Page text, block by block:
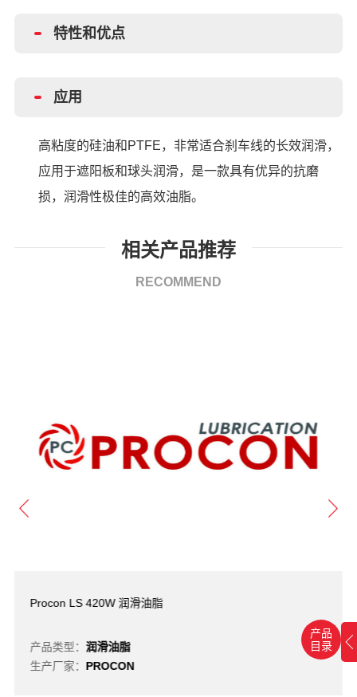
产品
目录
特性和优点
应用
高粘度的硅油和 PTFE，非常适合刹车线的长效润滑，
应用于遮阳板和球头润滑，是一款具有优异的抗磨
损，润滑性极佳的高效油脂。
相关产品推荐
RECOMMEND
Procon LS 420W 润滑油脂
产品类型： 润滑油脂
生产厂家： PROCON